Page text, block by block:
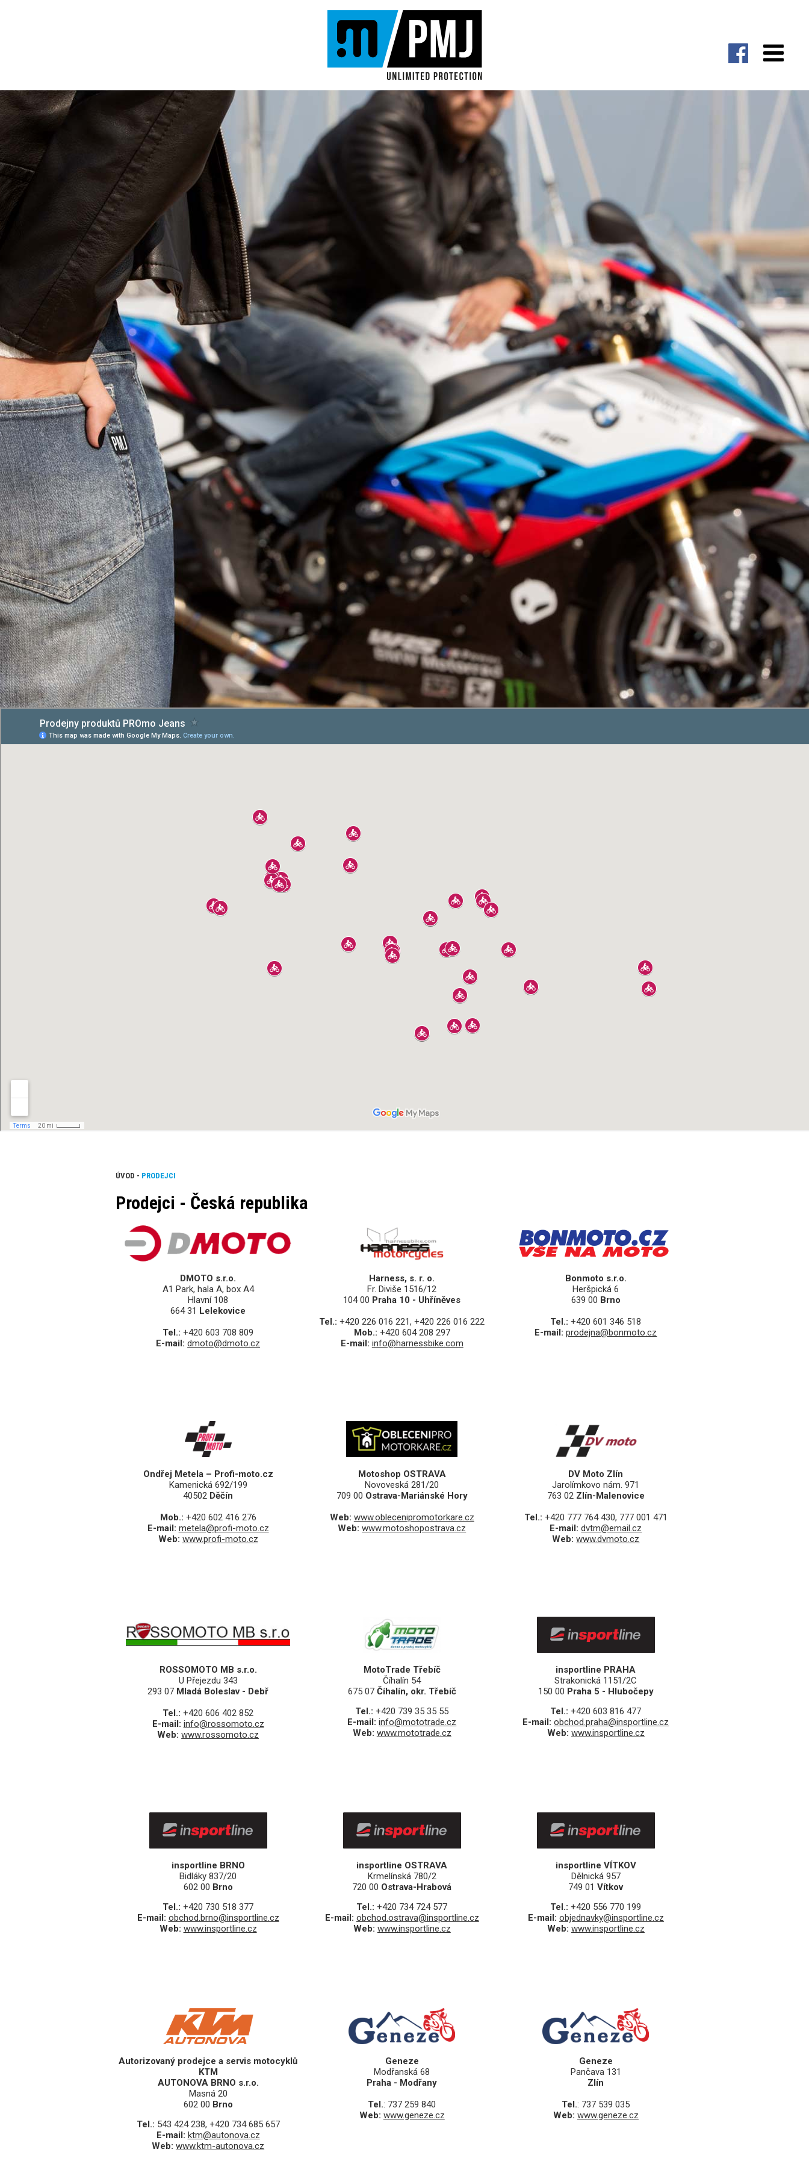
ÚVOD - PRODEJCI
Prodejci - Česká republika
DMOTO s.r.o.
A1 Park, hala A, box A4
Hlavní 108
664 31 Lelekovice
Tel.: +420 603 708 809
E-mail:dmoto@dmoto.cz
Harness, s. r. o.
Fr. Diviše 1516/12
104 00 Praha 10 - Uhříněves
Tel.: +420 226 016 221, +420 226 016 222
Mob.: +420 604 208 297
E-mail: info@harnessbike.com
Bonmoto s.r.o.
Heršpická 6
639 00 Brno
Tel.: +420 601 346 518
E-mail:prodejna@bonmoto.cz
Ondřej Metela – Profi-moto.cz
Kamenická 692/199
40502 Děčín
Mob.: +420 602 416 276
E-mail: metela@profi-moto.cz
Web: www.profi-moto.cz
Motoshop OSTRAVA
Novoveská 281/20
709 00 Ostrava-Mariánské Hory
Web: www.oblecenipromotorkare.cz
Web:www.motoshopostrava.cz
DV Moto Zlín
Jarolímkovo nám. 971
763 02 Zlín-Malenovice
Tel.: +420 777 764 430, 777 001 471
E-mail:dvtm@email.cz
Web:www.dvmoto.cz
ROSSOMOTO MB s.r.o.
U Přejezdu 343
293 07 Mladá Boleslav - Debř
Tel.: +420 606 402 852
E-mail: info@rossomoto.cz
Web:www.rossomoto.cz
MotoTrade Třebíč
Číhalín 54
675 07 Číhalín, okr. Třebíč
Tel.: +420 739 35 35 55
E-mail:info@mototrade.cz
Web: www.mototrade.cz
insportline PRAHA
Strakonická 1151/2C
150 00 Praha 5 - Hlubočepy
Tel.: +420 603 816 477
E-mail:obchod.praha@insportline.cz
Web: www.insportline.cz
insportline BRNO
Bidláky 837/20
602 00 Brno
Tel.: +420 730 518 377
E-mail: obchod.brno@insportline.cz
Web: www.insportline.cz
insportline OSTRAVA
Krmelínská 780/2
720 00 Ostrava-Hrabová
Tel.: +420 734 724 577
E-mail: obchod.ostrava@insportline.cz
Web: www.insportline.cz
insportline VÍTKOV
Dělnická 957
749 01Vítkov
Tel.: +420 556 770 199
E-mail: objednavky@insportline.cz
Web: www.insportline.cz
Autorizovaný prodejce a servis motocyklů
KTM
AUTONOVA BRNO s.r.o.
Masná 20
602 00 Brno
Tel.: 543 424 238, +420 734 685 657
E-mail: ktm@autonova.cz
Web:www.ktm-autonova.cz
Geneze
Modřanská 68
Praha - Modřany
Tel.: 737 259 840
Web: www.geneze.cz
Geneze
Pančava 131
Zlín
Tel.: 737 539 035
Web: www.geneze.cz